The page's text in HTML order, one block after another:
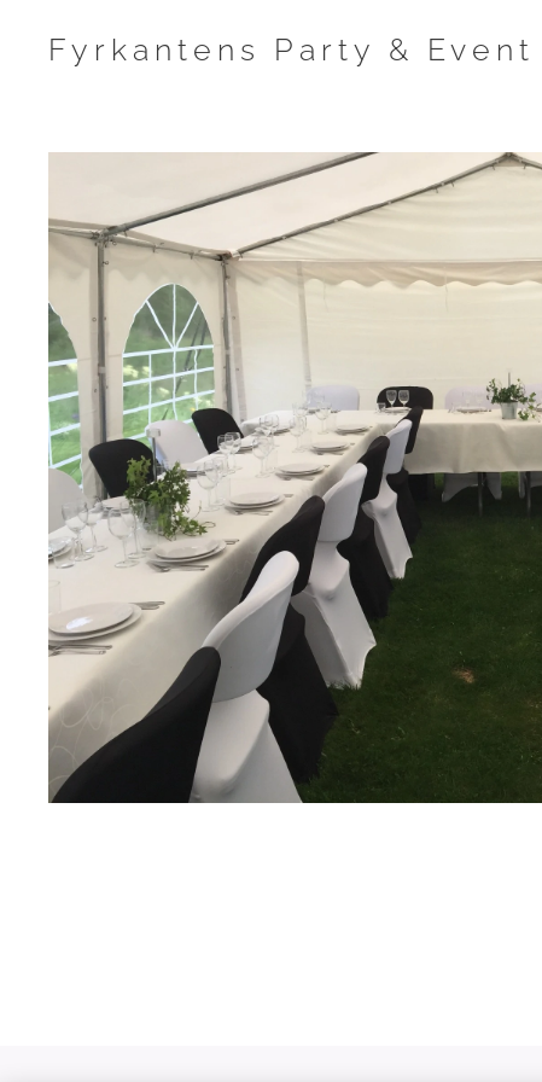
Fyrkantens Party & Event